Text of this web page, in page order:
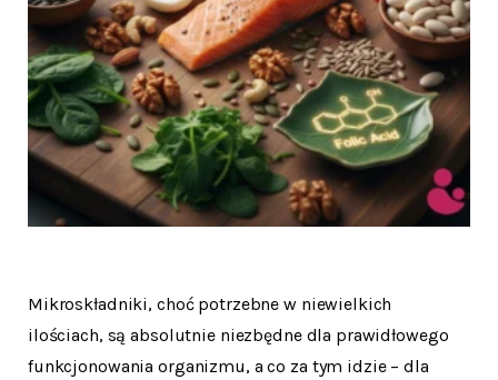
Mikroskładniki, choć potrzebne w niewielkich
ilościach, są absolutnie niezbędne dla prawidłowego
funkcjonowania organizmu, a co za tym idzie – dla